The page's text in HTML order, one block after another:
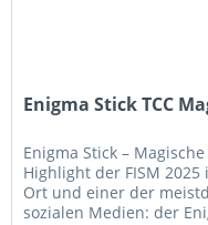
Enigma Stick TCC
Enigma Stick –
Highlight der FISM
Ort und einer der
sozialen Medien: der